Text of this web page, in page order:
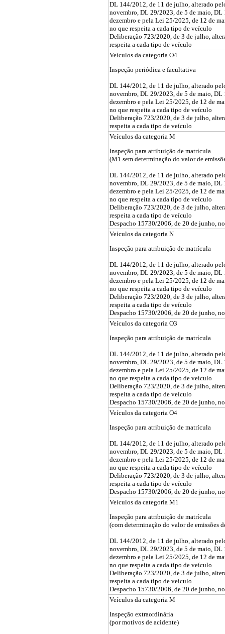
DL 144/2012, de 11 de julho, alterado
novembro, DL 29/2023, de 5 de maio,
dezembro e pela Lei 25/2025, de 12 de
no que respeita a cada tipo de veículo
Deliberação 723/2020, de 3 de julho,
respeita a cada tipo de veículo
Veículos da categoria O4
Inspeção periódica e facultativa
DL 144/2012, de 11 de julho, alterado
novembro, DL 29/2023, de 5 de maio,
dezembro e pela Lei 25/2025, de 12 de
no que respeita a cada tipo de veículo
Deliberação 723/2020, de 3 de julho,
respeita a cada tipo de veículo
Veículos da categoria M
Inspeção para atribuição de matrícula
(M1 sem determinação do valor de
DL 144/2012, de 11 de julho, alterado
novembro, DL 29/2023, de 5 de maio,
dezembro e pela Lei 25/2025, de 12 de
no que respeita a cada tipo de veículo
Deliberação 723/2020, de 3 de julho,
respeita a cada tipo de veículo
Despacho 15730/2006, de 20 de junho,
Veículos da categoria N
Inspeção para atribuição de matrícula
DL 144/2012, de 11 de julho, alterado
novembro, DL 29/2023, de 5 de maio,
dezembro e pela Lei 25/2025, de 12 de
no que respeita a cada tipo de veículo
Deliberação 723/2020, de 3 de julho,
respeita a cada tipo de veículo
Despacho 15730/2006, de 20 de junho,
Veículos da categoria O3
Inspeção para atribuição de matrícula
DL 144/2012, de 11 de julho, alterado
novembro, DL 29/2023, de 5 de maio,
dezembro e pela Lei 25/2025, de 12 de
no que respeita a cada tipo de veículo
Deliberação 723/2020, de 3 de julho,
respeita a cada tipo de veículo
Despacho 15730/2006, de 20 de junho,
Veículos da categoria O4
Inspeção para atribuição de matrícula
DL 144/2012, de 11 de julho, alterado
novembro, DL 29/2023, de 5 de maio,
dezembro e pela Lei 25/2025, de 12 de
no que respeita a cada tipo de veículo
Deliberação 723/2020, de 3 de julho,
respeita a cada tipo de veículo
Despacho 15730/2006, de 20 de junho,
Veículos da categoria M1
Inspeção para atribuição de matrícula
(com determinação do valor de emissões
DL 144/2012, de 11 de julho, alterado
novembro, DL 29/2023, de 5 de maio,
dezembro e pela Lei 25/2025, de 12 de
no que respeita a cada tipo de veículo
Deliberação 723/2020, de 3 de julho,
respeita a cada tipo de veículo
Despacho 15730/2006, de 20 de junho,
Veículos da categoria M
Inspeção extraordinária
(por motivos de acidente)